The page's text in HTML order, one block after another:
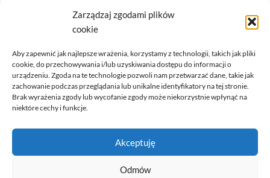
Zarządzaj zgodami plików
cookie
Aby zapewnić jak najlepsze wrażenia, korzystamy z technologii, takich jak pliki
cookie, do przechowywania i/lub uzyskiwania dostępu do informacji o
urządzeniu. Zgoda na te technologie pozwoli nam przetwarzać dane, takie jak
zachowanie podczas przeglądania lub unikalne identyfikatory na tej stronie.
Brak wyrażenia zgody lub wycofanie zgody może niekorzystnie wpłynąć na
niektóre cechy i funkcje.
Akceptuję
Odmów
Yasumi(164) zdrowe zęby
zdrowie
© 2026 Only You - portal dla kobiet (uroda, moda, zdrowie)
opracowanie:AZDOBRESTRONY